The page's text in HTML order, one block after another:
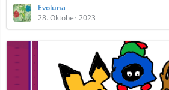
Evoluna
28. Oktober 2023